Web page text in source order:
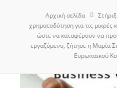
Αρχική σελίδα
χρηματοδότηση για τις μικρές
ώστε να καταφέρουν να
εργαζόμενο, ζήτησε η Μαρία
Ευρωπαϊκού